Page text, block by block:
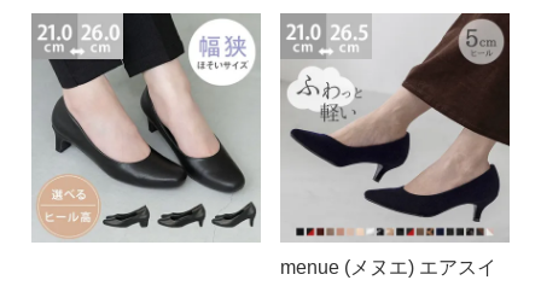
menue (メヌエ) エアスイ